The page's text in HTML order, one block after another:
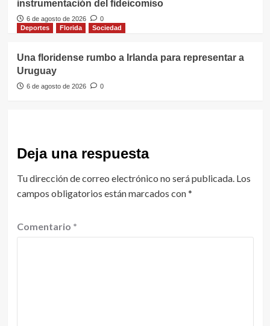
instrumentación del fideicomiso
6 de agosto de 2026
0
Deportes
Florida Sociedad
Una floridense rumbo a Irlanda para representar a
Uruguay
6 de agosto de 2026 0
Deja una respuesta
Tu dirección de correo electrónico no será publicada. Los
campos obligatorios están marcados con*
Comentario *